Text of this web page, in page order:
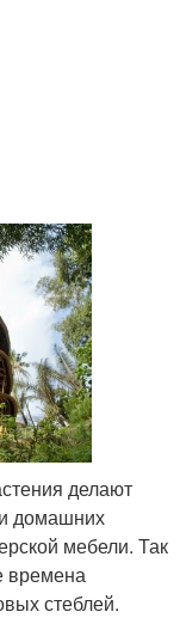
делают
домашних
мебели. Так
времена
стеблей.